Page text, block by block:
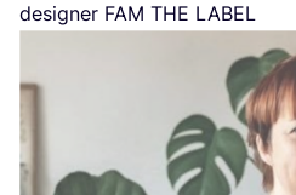
desi­gner FAM THE LABEL